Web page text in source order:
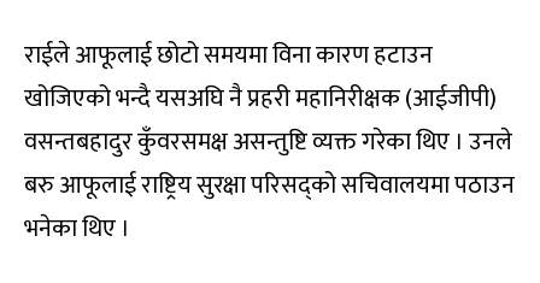
राईले आफूलाई छोटो समयमा विना कारण हटाउन
खोजिएको भन्दै यसअघि नै प्रहरी महानिरीक्षक (आईजीपी)
वसन्तबहादुर कुँवरसमक्ष असन्तुष्टि व्यक्त गरेका थिए । उनले
बरु आफूलाई राष्ट्रिय सुरक्षा परिसद्को सचिवालयमा पठाउन
भनेका थिए ।